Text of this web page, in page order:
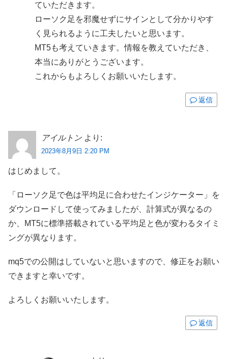
ていただきます。
ローソク足を邪魔せずにサインとして分かりやす
く見られるように工夫したいと思います。
MT5も考えていきます。情報を教えていただき、
本当にありがとうございます。
これからもよろしくお願いいたします。
返信
アイルトン より:
2023年8月9日 2:20 PM
はじめまして。
「ローソク足で色は平均足に合わせたインジケーター」を
ダウンロードして使ってみましたが、計算式が異なるの
か、MT5に標準搭載されている平均足と色が変わるタイミ
ングが異なります。
mq5での公開はしていないと思いますので、修正をお願い
できますと幸いです。
よろしくお願いいたします。
返信